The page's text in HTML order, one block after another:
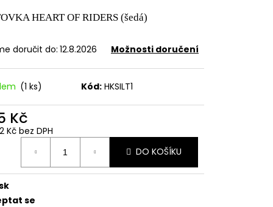
HEART OF RIDERS (šedá)
doručit do: 12.8.2026 Možnosti doručení
(1 ks) Kód: HKSILT1
Kč
Kč bez DPH
DO KOŠÍKU
se
MOTORU,
STOMP,